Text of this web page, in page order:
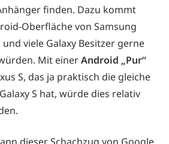
finden. Dazu kommt
Oberfläche von Samsung
viele Galaxy Besitzer gerne
Mit einerAndroid „Pur“
S, das ja praktisch die gleiche
S hat, würde dies relativ